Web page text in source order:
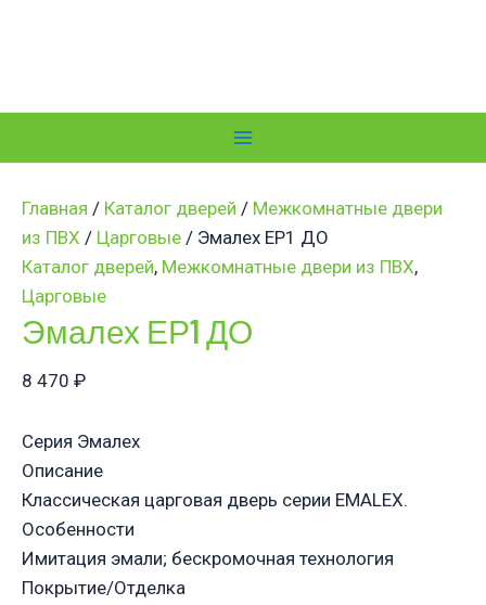
Main
Menu
Главная / Каталог дверей / Межкомнатные двери
из ПВХ / Царговые / Эмалех ЕР1 ДО
Каталог дверей, Межкомнатные двери из ПВХ,
Царговые
Эмалех ЕР1 ДО
8 470 ₽
Серия Эмалех
Описание
Классическая царговая дверь cерии EMALEX.
Особенности
Имитация эмали; бескромочная технология
Покрытие/Отделка